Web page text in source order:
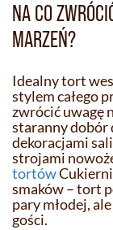
NA CO
MARZEŃ?
Idealny tort
stylem całego
zwrócić uwagę
staranny dobór
dekoracjami
strojami
tortów
smaków – tort
pary młodej,
gości.